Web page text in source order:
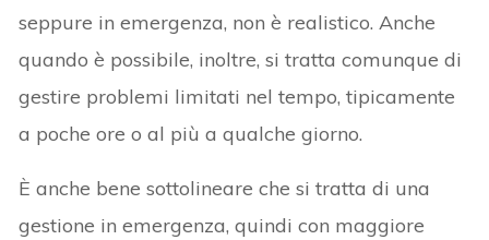
seppure in emergenza, non è realistico. Anche
quando è possibile, inoltre, si tratta comunque di
gestire problemi limitati nel tempo, tipicamente
a poche ore o al più a qualche giorno.
È anche bene sottolineare che si tratta di una
gestione in emergenza, quindi con maggiore